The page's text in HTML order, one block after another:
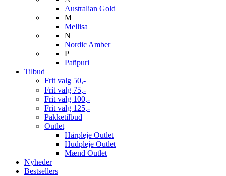
Australian Gold
M
Mellisa
N
Nordic Amber
P
Pañpuri
Tilbud
Frit valg 50,-
Frit valg 75,-
Frit valg 100,-
Frit valg 125,-
Pakketilbud
Outlet
Hårpleje Outlet
Hudpleje Outlet
Mænd Outlet
Nyheder
Bestsellers